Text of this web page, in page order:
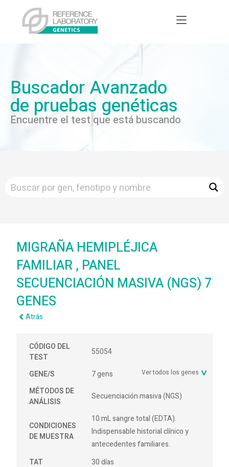
Buscador Avanzado
de pruebas genéticas
Encuentre el test que está buscando
MIGRAÑA HEMIPLÉJICA
FAMILIAR , PANEL
SECUENCIACIÓN MASIVA (NGS) 7
GENES
Atrás
CÓDIGO DEL
TEST
55054
GENE/S Ver todos los genes
7 gens
MÉTODOS DE
ANÁLISIS
Secuenciación masiva (NGS)
CONDICIONES
DE MUESTRA
10 mL sangre total (EDTA).
Indispensable historial clínico y
antecedentes familiares.
TAT
30 días